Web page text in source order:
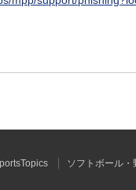
ソフトボール・